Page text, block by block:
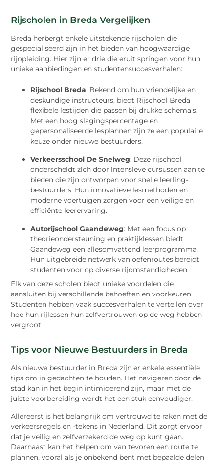
Rijscholen in Breda Vergelijken
Breda herbergt enkele uitstekende rijscholen die
gespecialiseerd zijn in het bieden van hoogwaardige
rijopleiding. Hier zijn er drie die eruit springen voor hun
unieke aanbiedingen en studentensuccesverhalen:
Rijschool Breda: Bekend om hun vriendelijke en
deskundige instructeurs, biedt Rijschool Breda
flexibele lestijden die passen bij drukke schema’s.
Met een hoog slagingspercentage en
gepersonaliseerde lesplannen zijn ze een populaire
keuze onder nieuwe bestuurders.
Verkeersschool De Snelweg: Deze rijschool
onderscheidt zich door intensieve cursussen aan te
bieden die zijn ontworpen voor snelle leerling-
bestuurders. Hun innovatieve lesmethoden en
moderne voertuigen zorgen voor een veilige en
efficiënte leerervaring.
Autorijschool Gaandeweg: Met een focus op
theorieondersteuning en praktijklessen biedt
Gaandeweg een allesomvattend leerprogramma.
Hun uitgebreide netwerk van oefenroutes bereidt
studenten voor op diverse rijomstandigheden.
Elk van deze scholen biedt unieke voordelen die
aansluiten bij verschillende behoeften en voorkeuren.
Studenten hebben vaak succesverhalen te vertellen over
hoe hun rijlessen hun zelfvertrouwen op de weg hebben
vergroot.
Tips voor Nieuwe Bestuurders in Breda
Als nieuwe bestuurder in Breda zijn er enkele essentiële
tips om in gedachten te houden. Het navigeren door de
stad kan in het begin intimiderend zijn, maar met de
juiste voorbereiding wordt het een stuk eenvoudiger.
Allereerst is het belangrijk om vertrouwd te raken met de
verkeersregels en -tekens in Nederland. Dit zorgt ervoor
dat je veilig en zelfverzekerd de weg op kunt gaan.
Daarnaast kan het helpen om van tevoren een route te
plannen, vooral als je onbekend bent met bepaalde delen